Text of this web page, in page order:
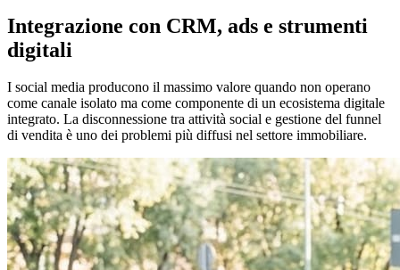
Integrazione con CRM, ads e strumenti
digitali
I social media producono il massimo valore quando non operano
come canale isolato ma come componente di un ecosistema digitale
integrato. La disconnessione tra attività social e gestione del funnel
di vendita è uno dei problemi più diffusi nel settore immobiliare.